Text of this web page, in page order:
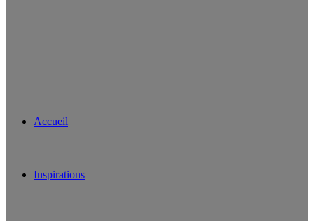
Accueil
Inspirations